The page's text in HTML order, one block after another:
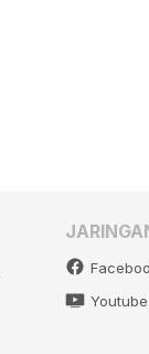
Youtube